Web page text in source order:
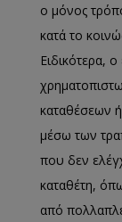
ο μόνος
κατά το
Ειδικότερα,
καταθέσεων
μέσω των
που δεν
καταθέτη,
από